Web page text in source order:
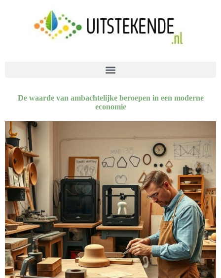
De waarde van ambachtelijke beroepen in een moderne
economie